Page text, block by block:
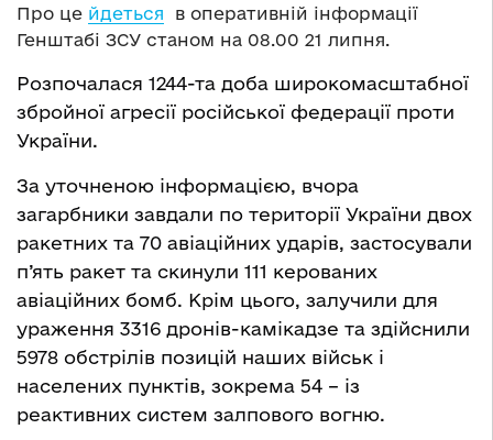
Про це йдеться в оперативній інформації
Генштабі ЗСУ станом на 08.00 21 липня.
Розпочалася 1244-та доба широкомасштабної
збройної агресії російської федерації проти
України.
За уточненою інформацією, вчора
загарбники завдали по території України двох
ракетних та 70 авіаційних ударів, застосували
п’ять ракет та скинули 111 керованих
авіаційних бомб. Крім цього, залучили для
ураження 3316 дронів-камікадзе та здійснили
5978 обстрілів позицій наших військ і
населених пунктів, зокрема 54 – із
реактивних систем залпового вогню.